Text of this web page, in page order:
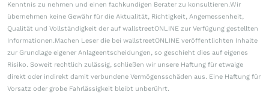
Kenntnis zu nehmen und einen fachkundigen Berater zu konsultieren.Wir
übernehmen keine Gewähr für die Aktualität, Richtigkeit, Angemessenheit,
Qualität und Vollständigkeit der auf wallstreetONLINE zur Verfügung gestellten
Informationen.Machen Leser die bei wallstreetONLINE veröffentlichten Inhalte
zur Grundlage eigener Anlageentscheidungen, so geschieht dies auf eigenes
Risiko. Soweit rechtlich zulässig, schließen wir unsere Haftung für etwaige
direkt oder indirekt damit verbundene Vermögensschäden aus. Eine Haftung für
Vorsatz oder grobe Fahrlässigkeit bleibt unberührt.